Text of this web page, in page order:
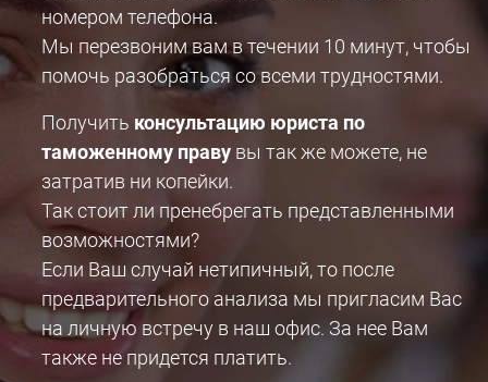
номером телефона.
Мы перезвоним вам в течении 10 минут, чтобы
помочь разобраться со всеми трудностями.
Получить консультацию юриста по
таможенному праву вы так же можете, не
затратив ни копейки.
Так стоит ли пренебрегать представленными
возможностями?
Если Ваш случай нетипичный, то после
предварительного анализа мы пригласим Вас
на личную встречу в наш офис. За нее Вам
также не придется платить.